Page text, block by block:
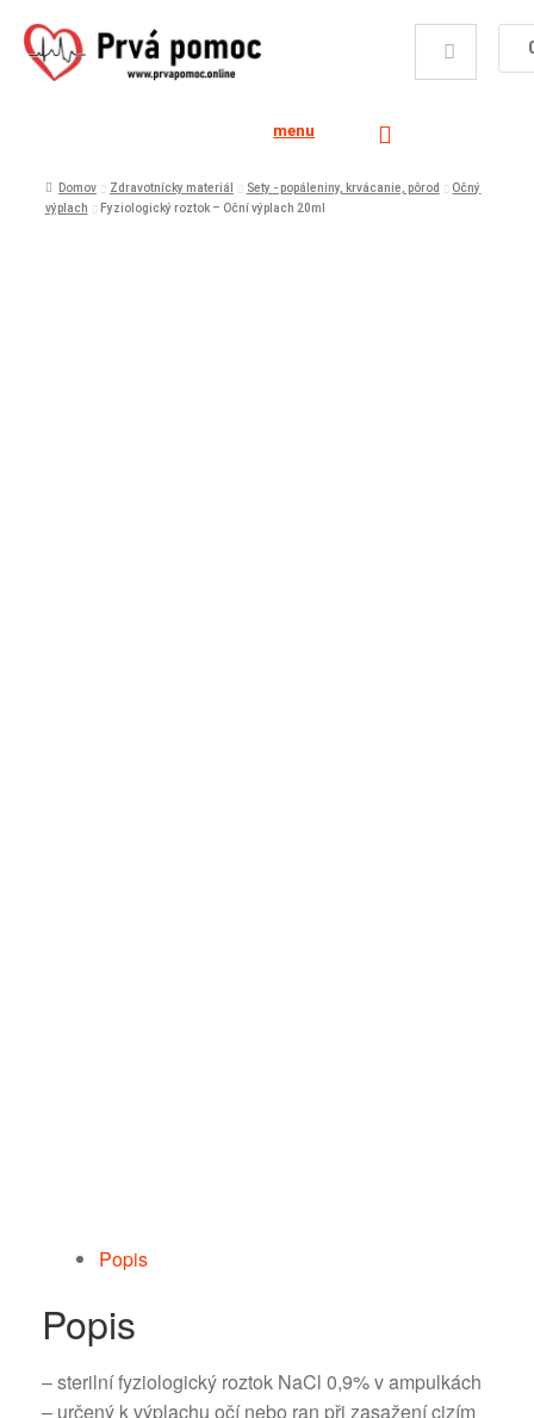
menu
Domov Zdravotnícky materiál Sety - popáleniny, krvácanie, pôrod
Očný
výplach
Fyziologický roztok – Oční výplach 20ml
Popis
Popis
– sterilní fyziologický roztok NaCl 0,9% v ampulkách
– určený k výplachu očí nebo ran při zasažení cizím